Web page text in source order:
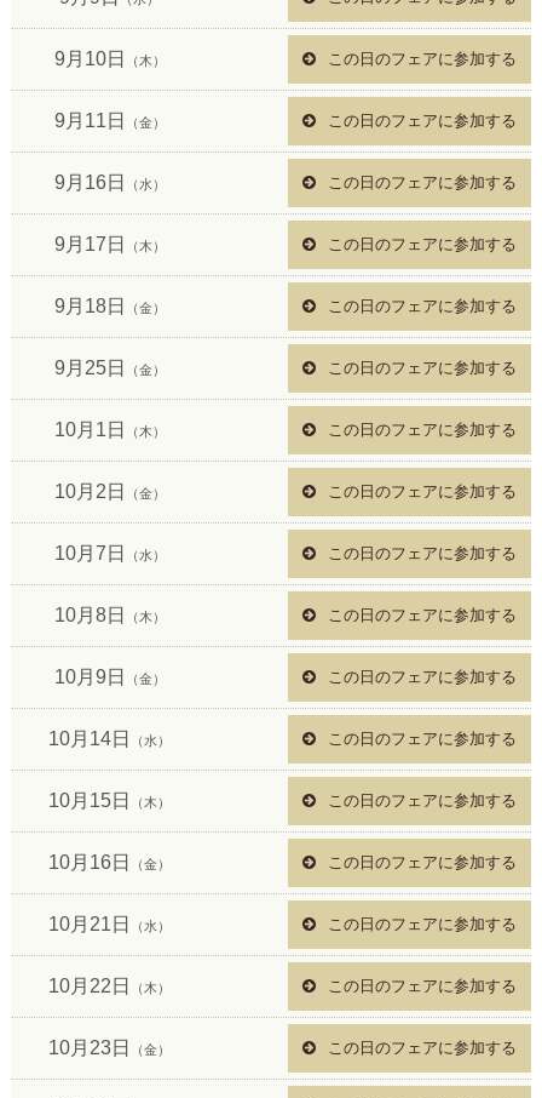
9月10日 （木） この日のフェアに参加する
9月11日 （金） この日のフェアに参加する
9月16日 （水） この日のフェアに参加する
9月17日 （木） この日のフェアに参加する
9月18日 （金） この日のフェアに参加する
9月25日 （金） この日のフェアに参加する
10月1日 （木） この日のフェアに参加する
10月2日 （金） この日のフェアに参加する
10月7日 （水） この日のフェアに参加する
10月8日 （木） この日のフェアに参加する
10月9日 （金） この日のフェアに参加する
10月14日 （水） この日のフェアに参加する
10月15日 （木） この日のフェアに参加する
10月16日 （金） この日のフェアに参加する
10月21日 （水） この日のフェアに参加する
10月22日 （木） この日のフェアに参加する
10月23日 （金） この日のフェアに参加する